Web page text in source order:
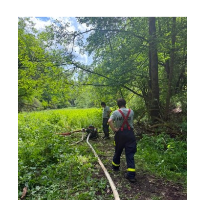
VÝCVIK JPO
ZÁSAHY
PREVENCE
SYMBOLY
INFORMACE